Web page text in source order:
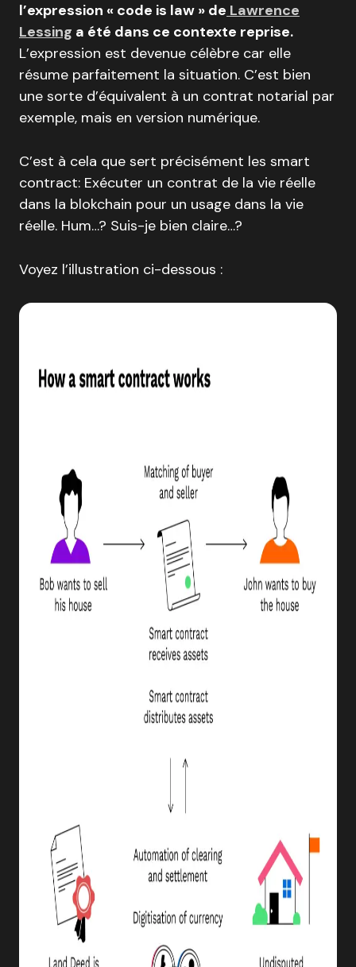
l’expression « code is law » de Lawrence
Lessing a été dans ce contexte reprise.
L’expression est devenue célèbre car elle
résume parfaitement la situation. C’est bien
une sorte d’équivalent à un contrat notarial par
exemple, mais en version numérique.
C’est à cela que sert précisément les smart
contract: Exécuter un contrat de la vie réelle
dans la blokchain pour un usage dans la vie
réelle. Hum…? Suis-je bien claire…?
Voyez l’illustration ci-dessous :